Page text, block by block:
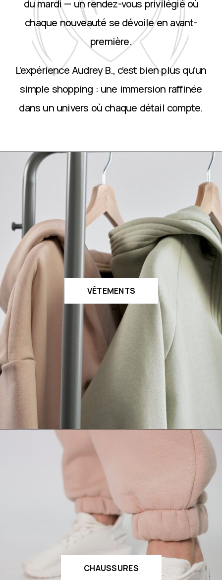
du mardi — un rendez-vous privilégié où
chaque nouveauté se dévoile en avant-
première.
L’expérience Audrey B., c’est bien plus qu’un
simple shopping : une immersion raffinée
dans un univers où chaque détail compte.
VÊTEMENTS
CHAUSSURES